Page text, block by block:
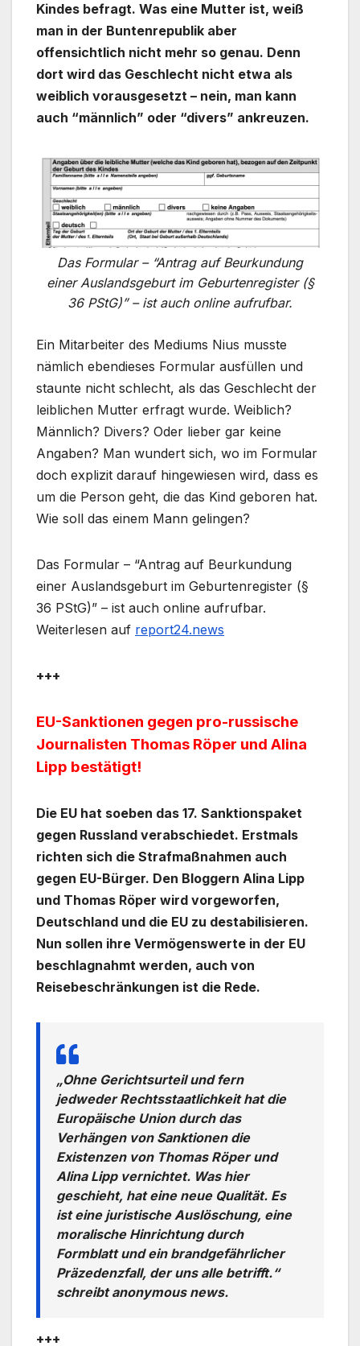
Kindes befragt. Was eine Mutter ist, weiß
man in der Buntenrepublik aber
offensichtlich nicht mehr so genau. Denn
dort wird das Geschlecht nicht etwa als
weiblich vorausgesetzt – nein, man kann
auch “männlich” oder “divers” ankreuzen.
Das Formular – “Antrag auf Beurkundung
einer Auslandsgeburt im Geburtenregister (§
36 PStG)” – ist auch online aufrufbar.
Ein Mitarbeiter des Mediums Nius musste
nämlich ebendieses Formular ausfüllen und
staunte nicht schlecht, als das Geschlecht der
leiblichen Mutter erfragt wurde. Weiblich?
Männlich? Divers? Oder lieber gar keine
Angaben? Man wundert sich, wo im Formular
doch explizit darauf hingewiesen wird, dass es
um die Person geht, die das Kind geboren hat.
Wie soll das einem Mann gelingen?
Das Formular – “Antrag auf Beurkundung
einer Auslandsgeburt im Geburtenregister (§
36 PStG)” – ist auch online aufrufbar.
Weiterlesen auf report24.news
+++
EU-Sanktionen gegen pro-russische
Journalisten Thomas Röper und Alina
Lipp bestätigt!
Die EU hat soeben das 17. Sanktionspaket
gegen Russland verabschiedet. Erstmals
richten sich die Strafmaßnahmen auch
gegen EU-Bürger. Den Bloggern Alina Lipp
und Thomas Röper wird vorgeworfen,
Deutschland und die EU zu destabilisieren.
Nun sollen ihre Vermögenswerte in der EU
beschlagnahmt werden, auch von
Reisebeschränkungen ist die Rede.
„Ohne Gerichtsurteil und fern
jedweder Rechtsstaatlichkeit hat die
Europäische Union durch das
Verhängen von Sanktionen die
Existenzen von Thomas Röper und
Alina Lipp vernichtet. Was hier
geschieht, hat eine neue Qualität. Es
ist eine juristische Auslöschung, eine
moralische Hinrichtung durch
Formblatt und ein brandgefährlicher
Präzedenzfall, der uns alle betrifft.“
schreibt anonymous news.
+++